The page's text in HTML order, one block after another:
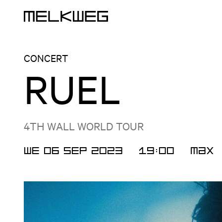
CONCERT
RUEL
4TH WALL WORLD TOUR
WE 06 SEP 2023 19:00 Max